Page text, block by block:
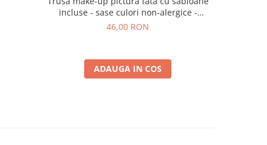
incluse - sase culori non-alergice -
curcubeu si stele
46,00 RON
ADAUGA IN COS